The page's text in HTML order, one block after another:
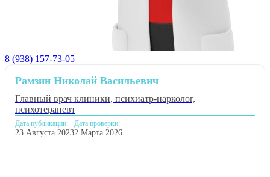
8 (938) 157-73-05
Рамзин Николай Васильевич
Главный врач клиники, психиатр-нарколог,
психотерапевт
Дата публикации:
23 Августа 2023
Дата проверки:
2 Марта 2026